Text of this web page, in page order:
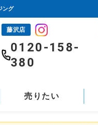
ング
藤沢店
0120-158-
380
売りたい